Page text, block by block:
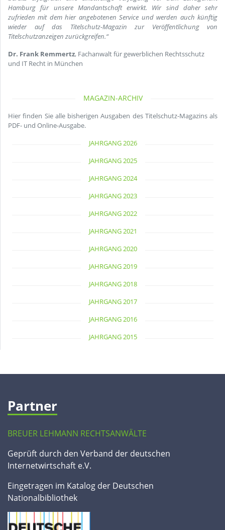
Hamburg für unsere Mandantschaft erwirkt. Wir sind daher sehr
zufrieden mit dem hier angebotenen Service und werden auch künftig
wieder auf das Titelschutz-Magazin zur Veröffentlichung von
Titelschutzanzeigen zurückgreifen.“
Dr. Frank Remmertz, Fachanwalt für gewerblichen Rechtsschutz
und IT Recht in München
MAGAZIN-ARCHIV
Hier finden Sie alle bisherigen Ausgaben des Titelschutz-Magazins als
PDF- und Online-Ausgabe.
JAHRGANG 2026
JAHRGANG 2025
JAHRGANG 2024
JAHRGANG 2023
JAHRGANG 2022
JAHRGANG 2021
JAHRGANG 2020
JAHRGANG 2019
JAHRGANG 2018
JAHRGANG 2017
JAHRGANG 2016
JAHRGANG 2015
Partner
BREUER LEHMANN RECHTSANWÄLTE
Geprüft durch den Verband der deutschen
Internetwirtschaft e.V.
Eingetragen im Katalog der Deutschen
Nationalbibliothek